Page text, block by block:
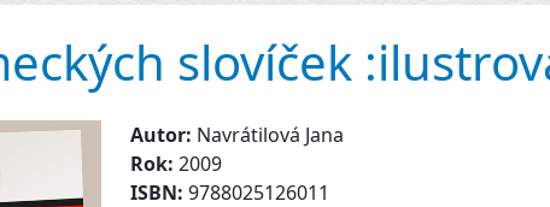
slovíček
Autor: Navrátilová Jana
Rok: 2009
ISBN: 9788025126011